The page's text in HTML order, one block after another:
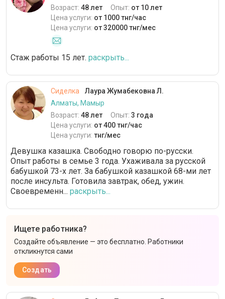
Возраст: 48 лет Опыт: от 10 лет
Цена услуги: от 1000 тнг/час
Цена услуги: от 320000 тнг/мес
Стаж работы 15 лет. раскрыть...
Сиделка
Лаура Жумабековна Л.
Алматы, Мамыр
Возраст: 48 лет Опыт: 3 года
Цена услуги: от 400 тнг/час
Цена услуги: тнг/мес
Девушка казашка. Свободно говорю по-русски.
Опыт работы в семье 3 года. Ухаживала за русской
бабушкой 73-х лет. За бабушкой казашкой 68-ми лет
после инсульта. Готовила завтрак, обед, ужин.
Своевременн... раскрыть...
Ищете работника?
Создайте объявление — это бесплатно. Работники
откликнутся сами
Создать